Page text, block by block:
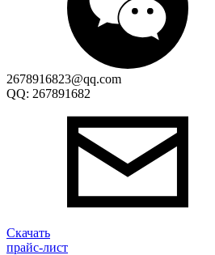
2678916823@qq.com
QQ: 267891682
Скачать
прайс-лист